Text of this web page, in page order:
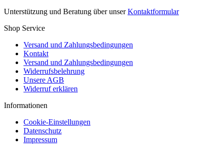
Unterstützung und Beratung über unserKontaktformular
Shop Service
Versand und Zahlungsbedingungen
Kontakt
Versand und Zahlungsbedingungen
Widerrufsbelehrung
Unsere AGB
Widerruf erklären
Informationen
Cookie-Einstellungen
Datenschutz
Impressum